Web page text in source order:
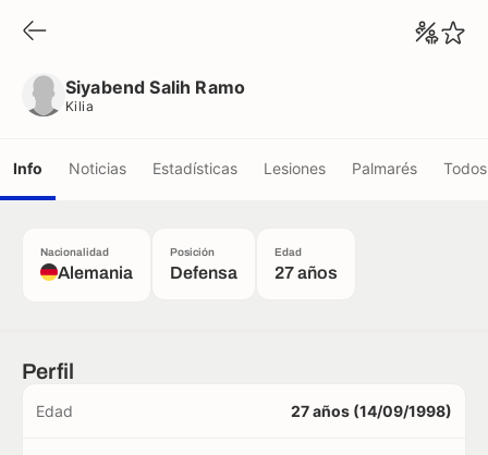
Siyabend Salih Ramo
Kilia
Info Noticias Estadísticas Lesiones Palmarés
Nacionalidad
Alemania
Posición
Defensa
Edad
27 años
Perfil
Edad 27 años (14/09/1998)